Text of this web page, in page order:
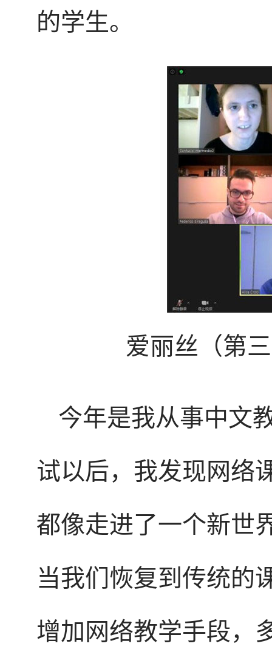
的学生。
爱丽丝（第
今年是我从事中文
试以后，我发现网络
都像走进了一个新世
当我们恢复到传统的
增加网络教学手段，